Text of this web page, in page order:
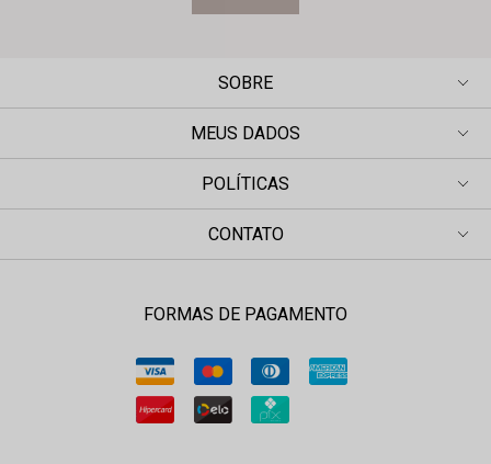
SOBRE
MEUS DADOS
POLÍTICAS
CONTATO
FORMAS DE PAGAMENTO